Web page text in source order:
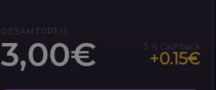
GESAMTPREIS
3,00€ 5 % Cashback
+0.15€